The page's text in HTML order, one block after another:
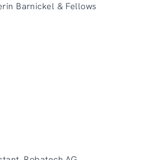
Barnickel & Fellows